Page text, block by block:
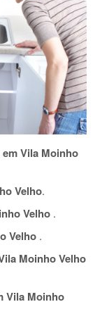
Vila Moinho
Velho.
Velho .
Velho .
Moinho Velho
Vila Moinho